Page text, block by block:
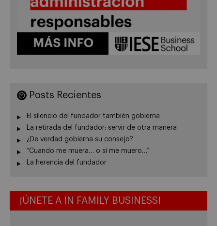
Posts Recientes
El silencio del fundador también gobierna
La retirada del fundador: servir de otra manera
¿De verdad gobierna su consejo?
“Cuando me muera… o si me muero…”
La herencia del fundador
¡ÚNETE A IN FAMILY BUSINESS!